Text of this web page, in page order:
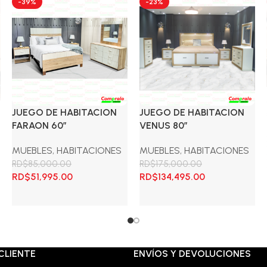
JUEGO DE HABITACION
FARAON 60″
MUEBLES, HABITACIONES
RD$85,000.00
El
RD$51,995.00El
JUEGO DE HABITACION
VENUS 80″
MUEBLES, HABITACIONES
RD$175,000.00
El
RD$134,495.00El
ENVÍOS Y DEVOLUCIONES